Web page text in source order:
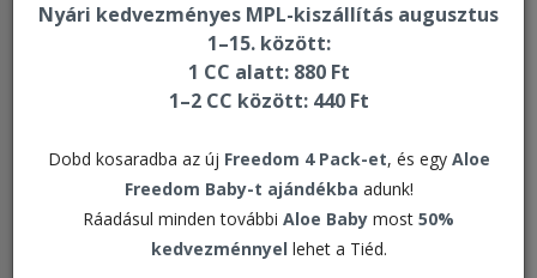
Nyári kedvezményes MPL-kiszállítás augusztus
1–15. között:
1 CC alatt: 880 Ft
1–2 CC között: 440 Ft
Dobd kosaradba az új Freedom 4 Pack-et, és egy Aloe
Freedom Baby-t ajándékba adunk!
Ráadásul minden további Aloe Baby most 50%
kedvezménnyel lehet a Tiéd.
Bőrápolás - LOGIC by Forever
Logic Skin Care Kit